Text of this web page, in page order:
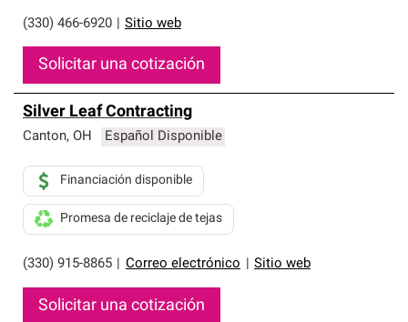
(330) 466-6920 Sitio web
Solicitar una cotización
Silver Leaf Contracting
Canton, OH Español Disponible
(330) 915-8865 Correo electrónico Sitio web
Financiación disponible
Promesa de reciclaje de tejas
Solicitar una cotización